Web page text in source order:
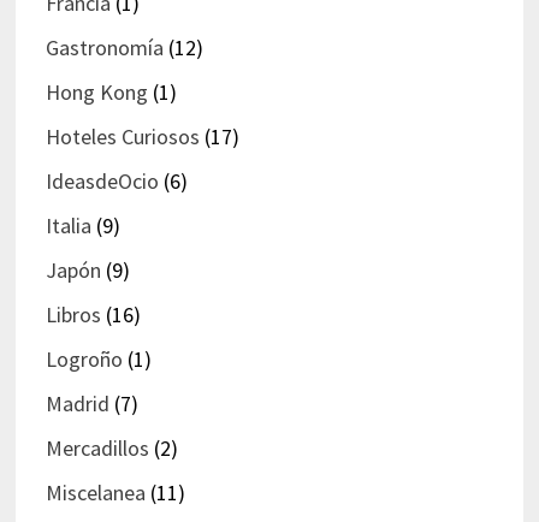
Gastronomía (12)
Hong Kong (1)
Hoteles Curiosos (17)
IdeasdeOcio (6)
Italia (9)
Japón (9)
Libros (16)
Logroño (1)
Madrid (7)
Mercadillos (2)
Miscelanea (11)